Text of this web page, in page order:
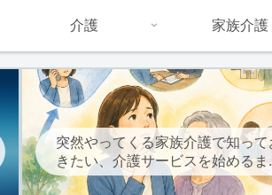
介護 家族介護
突然やってくる家族介護で知って
きたい、介護サービスを始めるま
の流れ